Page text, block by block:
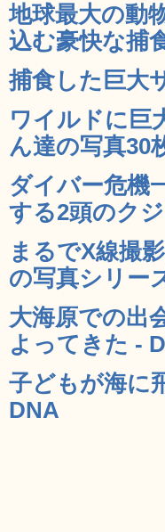
地球最大の動
込む豪快な捕
捕食した巨大
ワイルドに巨
ん達の写真30
ダイバー危機
する2頭のク
まるでX線撮
の写真シリー
大海原での出
よってきた -
子どもが海に
DNA